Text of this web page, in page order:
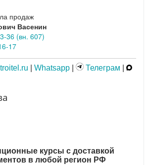
продаж
Васенин
36 (вн. 607)
17
Whatsapp Телеграм
курсы с доставкой
в любой регион РФ